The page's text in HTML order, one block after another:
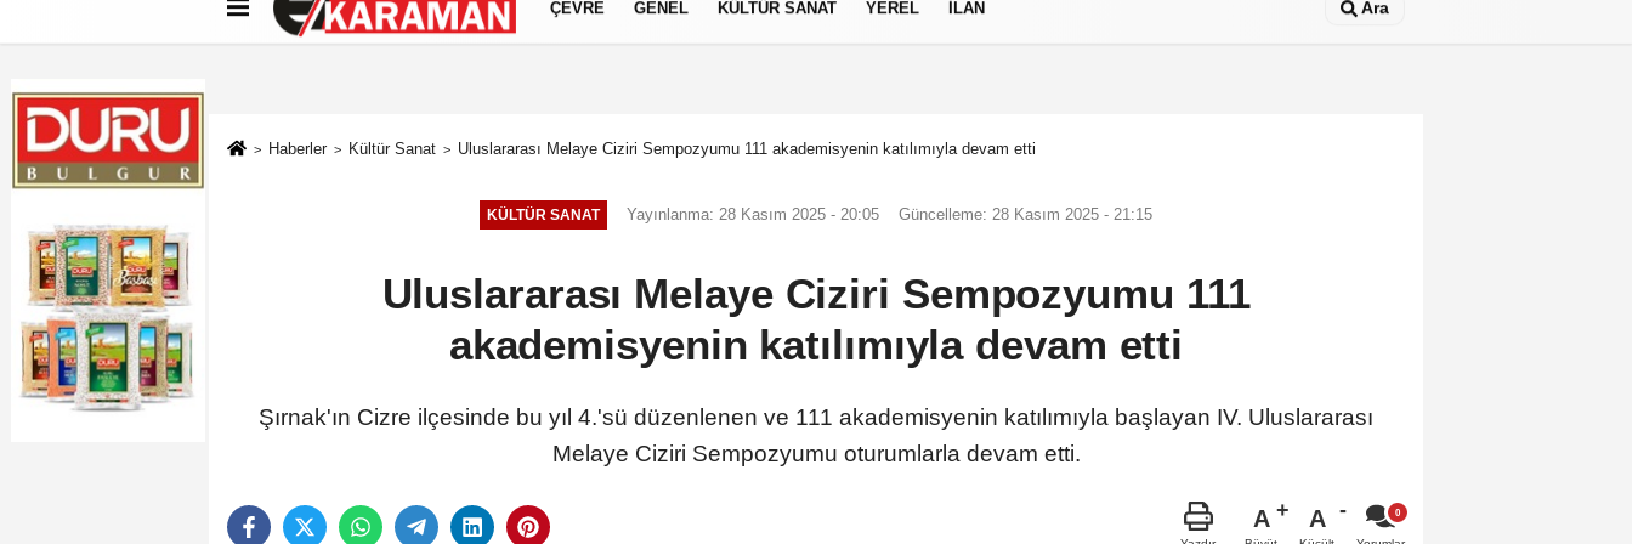
Künye İletişim Çerez Politikası Gizlilik İlkeleri
ÇEVRE GENEL KÜLTÜR SANAT YEREL İLAN Ara
Haberler Kültür Sanat Uluslararası Melaye Ciziri Sempozyumu 111 akademisyenin katılımıyla devam etti
KÜLTÜR SANAT Yayınlanma: 28 Kasım 2025 - 20:05 Güncelleme: 28 Kasım 2025 - 21:15
Uluslararası Melaye Ciziri Sempozyumu 111
akademisyenin katılımıyla devam etti
Şırnak'ın Cizre ilçesinde bu yıl 4.'sü düzenlenen ve 111 akademisyenin katılımıyla başlayan IV. Uluslararası
Melaye Ciziri Sempozyumu oturumlarla devam etti.
A A